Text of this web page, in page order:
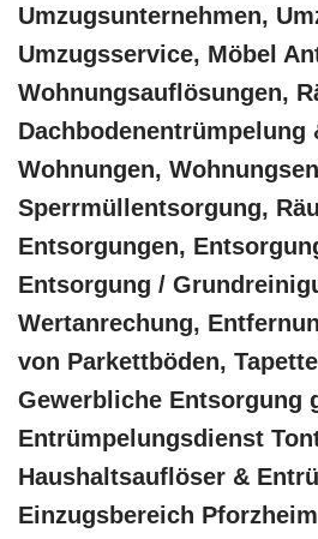
Umzugsunternehmen,
Umzugsservice, Möbel
Wohnungsauflösungen,
Dachbodenentrümpelung
Wohnungen,
Sperrmüllentsorgung,
Entsorgungen,
Entsorgung /
Wertanrechung,
von Parkettböden,
Gewerbliche Entsorgung
Entrümpelungsdienst
Haushaltsauflöser &
Einzugsbereich Pforzheim